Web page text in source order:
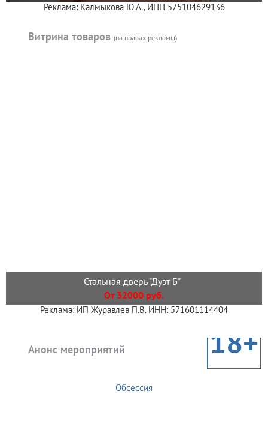
Реклама: Калмыкова Ю.А., ИНН 575104629136
Витрина товаров (на правах рекламы)
Стальная дверь "Дуэт Б"
От 32000 руб.
Реклама: ИП Журавлев П.В. ИНН: 571601114404
Анонс мероприятий 18+
Обсессия